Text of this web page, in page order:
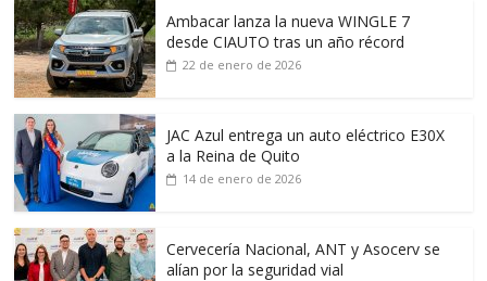
Ambacar lanza la nueva WINGLE 7
desde CIAUTO tras un año récord
22 de enero de 2026
JAC Azul entrega un auto eléctrico E30X
a la Reina de Quito
14 de enero de 2026
Cervecería Nacional, ANT y Asocerv se
alían por la seguridad vial